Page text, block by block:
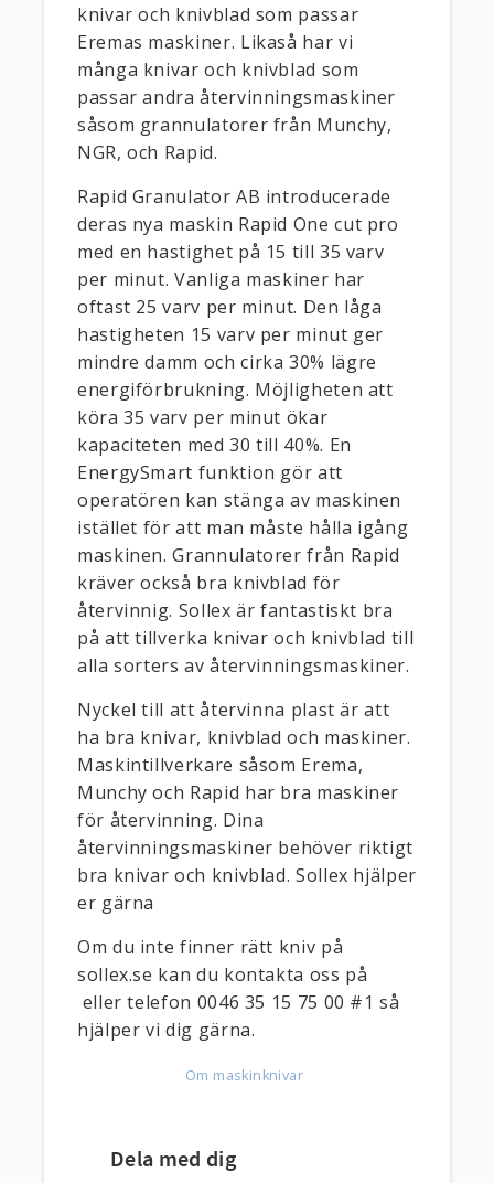
knivar och knivblad som passar
Eremas maskiner. Likaså har vi
många knivar och knivblad som
passar andra återvinningsmaskiner
såsom grannulatorer från Munchy,
NGR, och Rapid.
Rapid Granulator AB introducerade
deras nya maskin Rapid One cut pro
med en hastighet på 15 till 35 varv
per minut. Vanliga maskiner har
oftast 25 varv per minut. Den låga
hastigheten 15 varv per minut ger
mindre damm och cirka 30% lägre
energiförbrukning. Möjligheten att
köra 35 varv per minut ökar
kapaciteten med 30 till 40%. En
EnergySmart funktion gör att
operatören kan stänga av maskinen
istället för att man måste hålla igång
maskinen. Grannulatorer från Rapid
kräver också bra knivblad för
återvinnig. Sollex är fantastiskt bra
på att tillverka knivar och knivblad till
alla sorters av återvinningsmaskiner.
Nyckel till att återvinna plast är att
ha bra knivar, knivblad och maskiner.
Maskintillverkare såsom Erema,
Munchy och Rapid har bra maskiner
för återvinning. Dina
återvinningsmaskiner behöver riktigt
bra knivar och knivblad. Sollex hjälper
er gärna
Om du inte finner rätt kniv på
sollex.se kan du kontakta oss på
eller telefon 0046 35 15 75 00 #1 så
hjälper vi dig gärna.
Om maskinknivar
Dela med dig